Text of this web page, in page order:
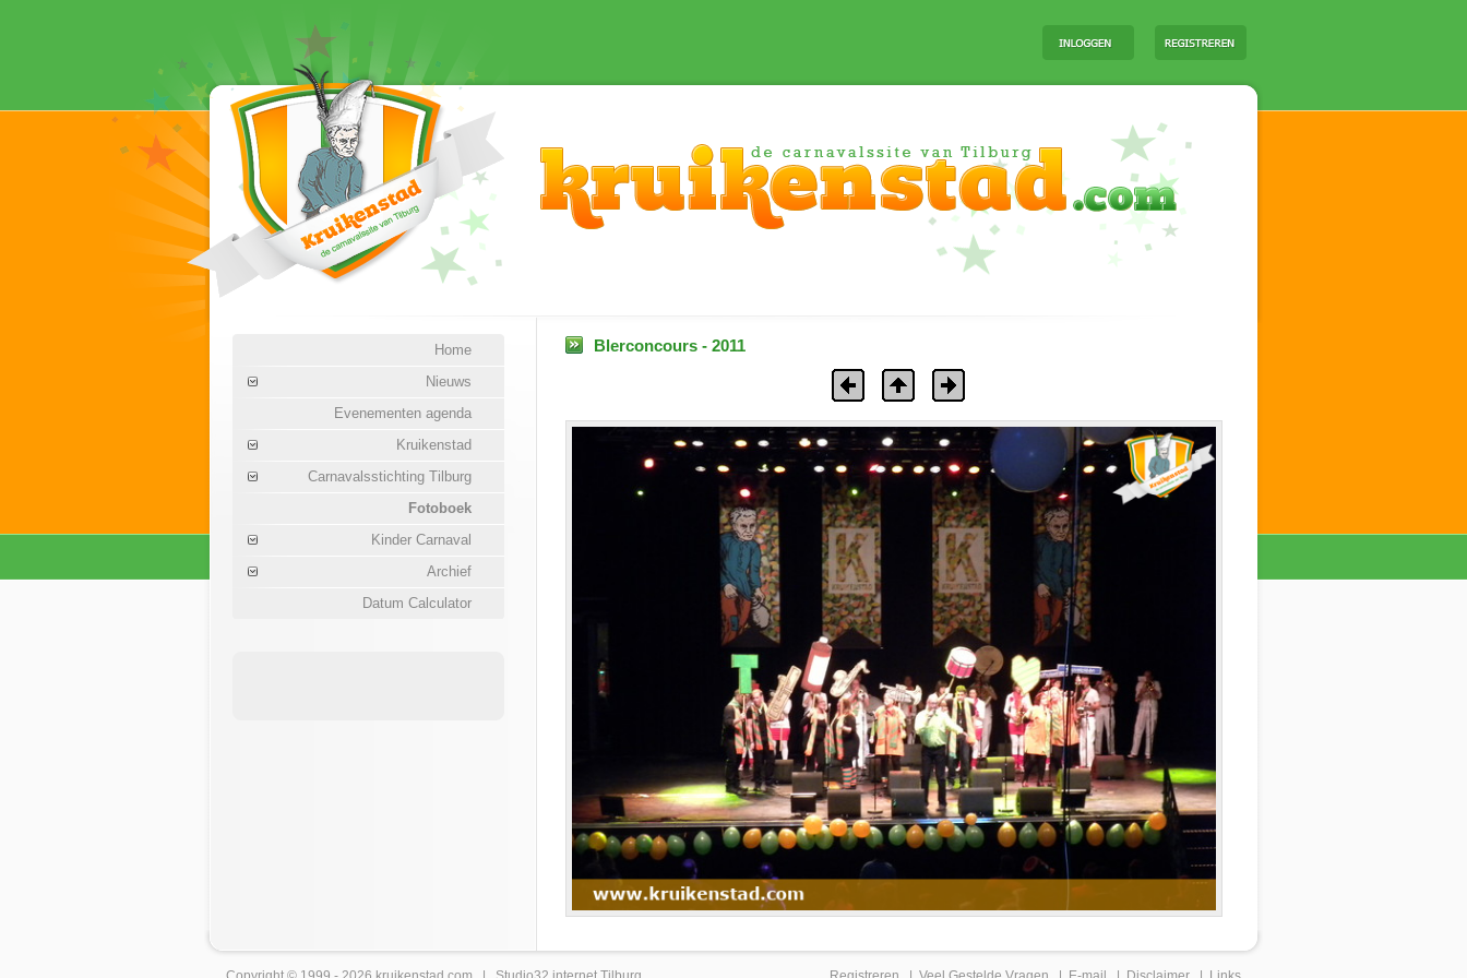
Home
Nieuws
Evenementen agenda
Kruikenstad
Carnavalsstichting Tilburg
Fotoboek
Kinder Carnaval
Archief
Datum Calculator
Blerconcours - 2011